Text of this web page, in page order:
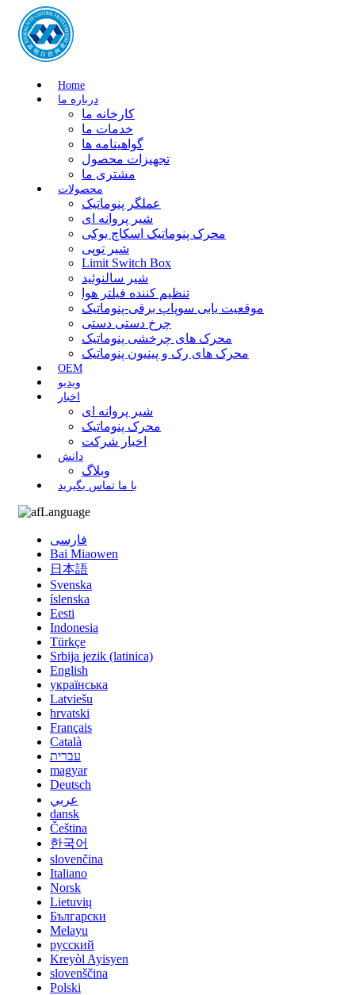
Home
درباره ما
کارخانه ما
خدمات ما
گواهینامه ها
تجهیزات محصول
مشتری ما
محصولات
عملگر پنوماتیک
شیر پروانه ای
محرک پنوماتیک اسکاچ یوکی
شیر توپی
Limit Switch Box
شیر سالنوئید
تنظیم کننده فیلتر هوا
موقعیت یابی سوپاپ برقی-پنوماتیک
چرخ دستی دستی
محرک های چرخشی پنوماتیک
محرک های رک و پینیون پنوماتیک
OEM
ویدیو
اخبار
شیر پروانه ای
محرک پنوماتیک
اخبار شرکت
دانش
وبلاگ
با ما تماس بگیرید
Language
فارسی
Bai Miaowen
日本語
Svenska
íslenska
Eesti
Indonesia
Türkçe
Srbija jezik (latinica)
English
українська
Latviešu
hrvatski
Français
Català
עברית
magyar
Deutsch
عربي
dansk
Čeština
한국어
slovenčina
Italiano
Norsk
Lietuvių
Български
Melayu
русский
Kreyòl Ayisyen
slovenščina
Polski